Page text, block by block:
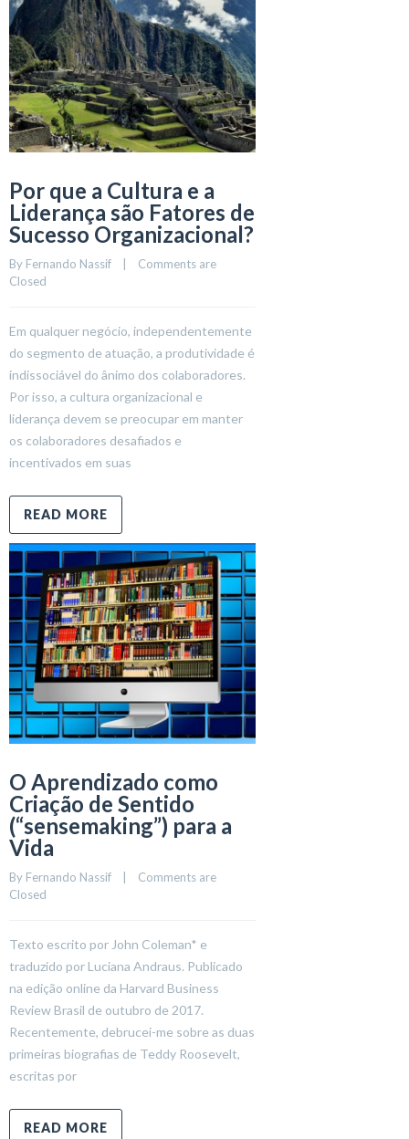
Por que a Cultura e a
Liderança são Fatores de
Sucesso Organizacional?
By Fernando Nassif
    |
Comments are
Closed
Em qualquer negócio, independentemente
do segmento de atuação, a produtividade é
indissociável do ânimo dos colaboradores.
Por isso, a cultura organizacional e
liderança devem se preocupar em manter
os colaboradores desafiados e
incentivados em suas
READ MORE
O Aprendizado como
Criação de Sentido
(“sensemaking”) para a
Vida
By Fernando Nassif
Comments are
Closed
Texto escrito por John Coleman* e
traduzido por Luciana Andraus. Publicado
na edição online da Harvard Business
Review Brasil de outubro de 2017.
Recentemente, debrucei-me sobre as duas
primeiras biografias de Teddy Roosevelt,
escritas por
READ MORE